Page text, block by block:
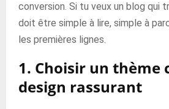
conversion. Si tu veux un blog qui
doit être simple à lire, simple à
les premières lignes.
1. Choisir un thème
design rassurant